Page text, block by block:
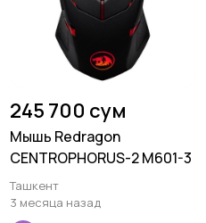
245 700 сум
Мышь Redragon
CENTROPHORUS-2 M601-3
Ташкент
3 месяца назад